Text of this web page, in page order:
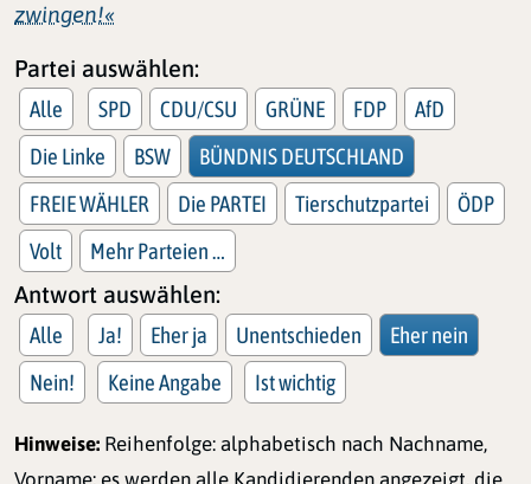
zwingen!«
Partei auswählen:
Alle SPD CDU/CSU GRÜNE FDP
AfD
Die Linke
BSW
BÜNDNIS DEUTSCHLAND
FREIE WÄHLER
Die PARTEI Tierschutzpartei
ÖDP
Volt
Mehr Parteien …
Antwort auswählen:
Alle Ja! Eher ja Unentschieden
Eher nein
Nein!
Keine Angabe Ist wichtig
Hinweise: Reihenfolge: alphabetisch nach Nachname,